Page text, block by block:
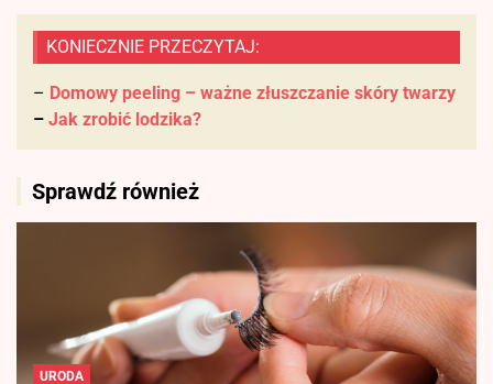
KONIECZNIE PRZECZYTAJ:
– Domowy peeling – ważne złuszczanie skóry twarzy
– Jak zrobić lodzika?
Sprawdź również
URODA